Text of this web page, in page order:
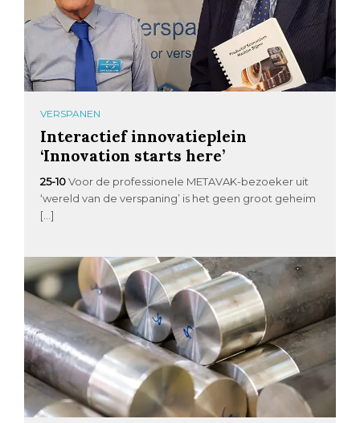
VERSPANEN
Interactief innovatieplein
‘Innovation starts here’
25-10 Voor de professionele METAVAK-bezoeker uit
‘wereld van de verspaning’ is het geen groot geheim
[…]